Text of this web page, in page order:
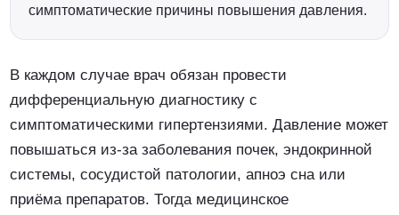
симптоматические причины повышения давления.
В каждом случае врач обязан провести
дифференциальную диагностику с
симптоматическими гипертензиями. Давление может
повышаться из-за заболевания почек, эндокринной
системы, сосудистой патологии, апноэ сна или
приёма препаратов. Тогда медицинское